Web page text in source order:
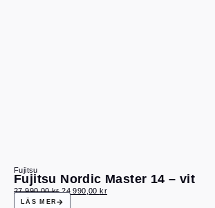
Fujitsu
Fujitsu Nordic Master 14 – vit
27 990,00kr 24 990,00kr
LÄS MER